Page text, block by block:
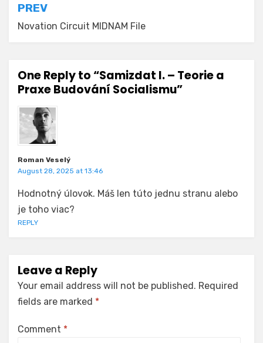
Post
navigation
PREV
Novation Circuit MIDNAM File
One Reply to “Samizdat I. – Teorie a
Praxe Budování Socialismu”
Roman Veselý
August 28, 2025 at 13:46
Hodnotný úlovok. Máš len túto jednu stranu alebo
je toho viac?
REPLY
Leave a Reply
Your email address will not be published. Required
fields are marked *
Comment *